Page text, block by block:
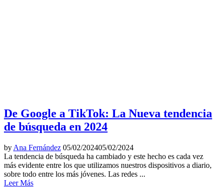
De Google a TikTok: La Nueva tendencia
de búsqueda en 2024
by Ana Fernández 05/02/202405/02/2024
La tendencia de búsqueda ha cambiado y este hecho es cada vez
más evidente entre los que utilizamos nuestros dispositivos a diario,
sobre todo entre los más jóvenes. Las redes ...
Leer Más